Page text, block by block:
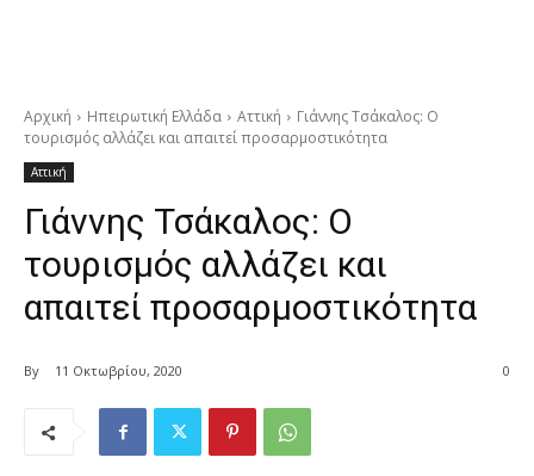
Αρχική Ηπειρωτική Ελλάδα Αττική
Γιάννης Τσάκαλος: Ο
τουρισμός αλλάζει και απαιτεί προσαρμοστικότητα
Αττική
Γιάννης Τσάκαλος: Ο
τουρισμός αλλάζει και
απαιτεί προσαρμοστικότητα
By 11 Οκτωβρίου, 2020 0